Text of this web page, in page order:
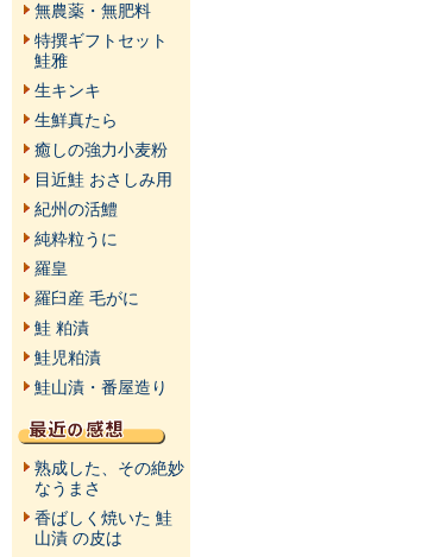
無農薬・無肥料
特撰ギフトセット
鮭雅
生キンキ
生鮮真たら
癒しの強力小麦粉
目近鮭 おさしみ用
紀州の活鱧
純粋粒うに
羅皇
羅臼産 毛がに
鮭 粕漬
鮭児粕漬
鮭山漬・番屋造り
熟成した、その絶妙
なうまさ
香ばしく焼いた 鮭
山漬 の皮は